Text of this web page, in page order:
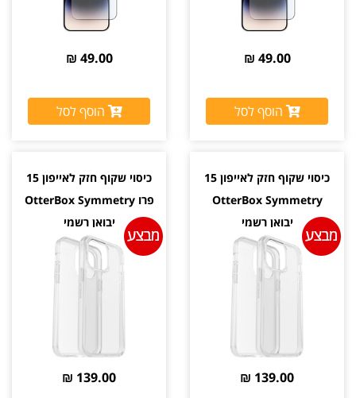
49.00 ₪
הוסף לסל
49.00 ₪
הוסף לסל
כיסוי שקוף חזק לאייפון 15
OtterBox Symmetry
יבואן רשמי
139.00 ₪
כיסוי שקוף חזק לאייפון 15
פרו OtterBox Symmetry
יבואן רשמי
139.00 ₪